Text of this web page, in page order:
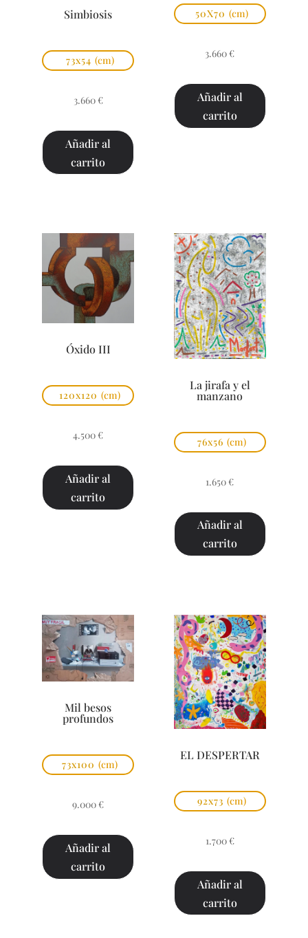
Simbiosis
73x54 (cm)
3.660 €
Añadir al
carrito
50X70 (cm)
3.660 €
Añadir al
carrito
Óxido III
120x120 (cm)
4.500 €
Añadir al
carrito
La jirafa y el
manzano
76x56 (cm)
1.650 €
Añadir al
carrito
Mil besos
profundos
73x100 (cm)
9.000 €
Añadir al
carrito
EL DESPERTAR
92x73 (cm)
1.700 €
Añadir al
carrito